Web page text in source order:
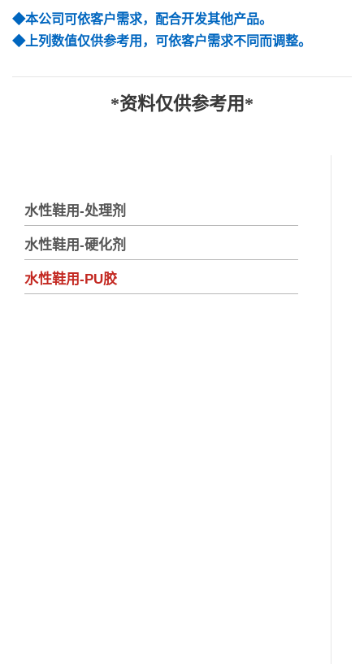
◆本公司可依客户需求，配合开发其他产品。
◆上列数值仅供参考用，可依客户需求不同而调整。
*资料仅供参考用*
水性鞋用-处理剂
水性鞋用-硬化剂
水性鞋用-PU胶